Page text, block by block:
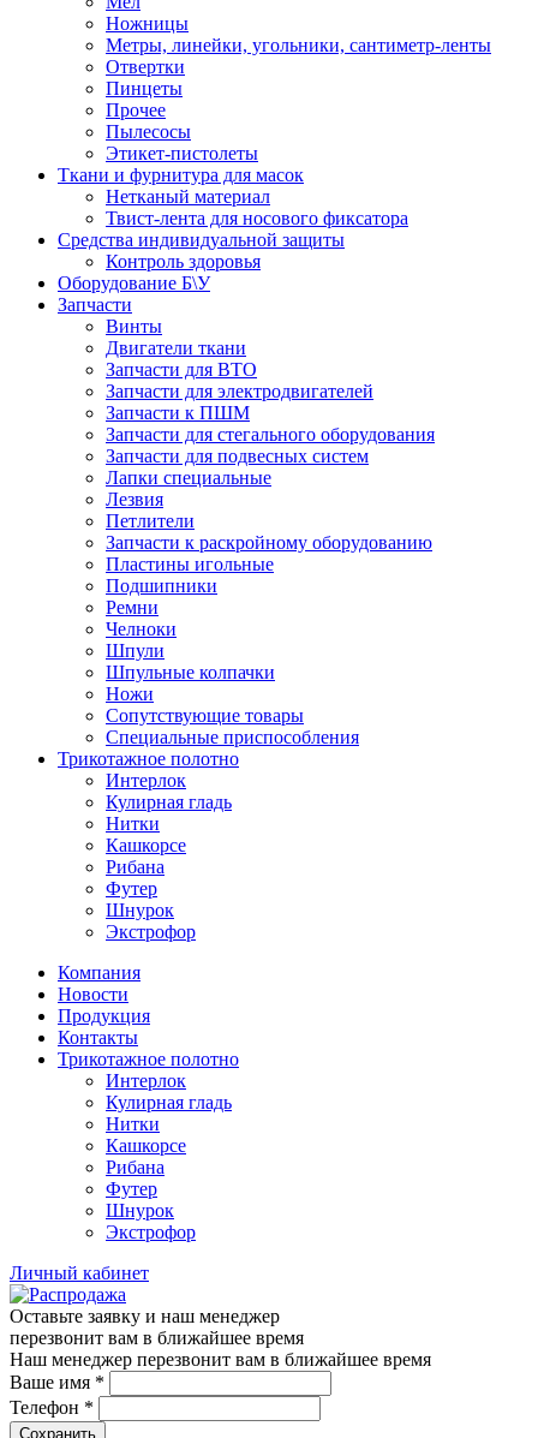
Ножницы
Метры, линейки, угольники, сантиметр-ленты
Отвертки
Пинцеты
Прочее
Пылесосы
Этикет-пистолеты
Ткани и фурнитура для масок
Нетканый материал
Твист-лента для носового фиксатора
Средства индивидуальной защиты
Контроль здоровья
Оборудование Б\У
Запчасти
Винты
Двигатели ткани
Запчасти для ВТО
Запчасти для электродвигателей
Запчасти к ПШМ
Запчасти для стегального оборудования
Запчасти для подвесных систем
Лапки специальные
Лезвия
Петлители
Запчасти к раскройному оборудованию
Пластины игольные
Подшипники
Ремни
Челноки
Шпули
Шпульные колпачки
Ножи
Сопутствующие товары
Специальные приспособления
Трикотажное полотно
Интерлок
Кулирная гладь
Нитки
Кашкорсе
Рибана
Футер
Шнурок
Экстрофор
Компания
Новости
Продукция
Контакты
Трикотажное полотно
Интерлок
Кулирная гладь
Нитки
Кашкорсе
Рибана
Футер
Шнурок
Экстрофор
Личный кабинет
Оставьте заявку и наш менеджер
перезвонит вам в ближайшее время
Наш менеджер перезвонит вам в ближайшее время
Ваше имя *
Телефон *
Сохранить